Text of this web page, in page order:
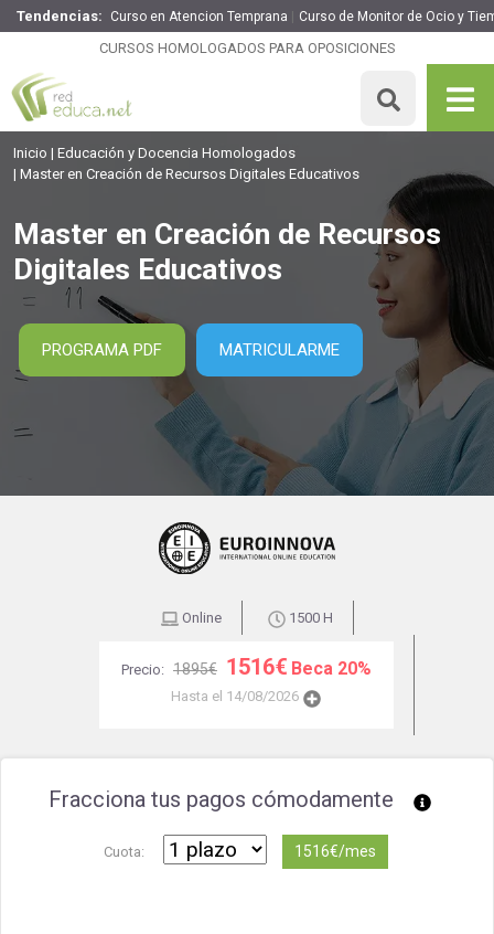
Tendencias: Curso en Atencion Temprana Curso de Monitor de Ocio y
CURSOS HOMOLOGADOS PARA OPOSICIONES
Master en Creación de Recursos Digitales Educativos
Inicio
Educación y Docencia Homologados
Master en Creación de Recursos Digitales Educativos
Master en Creación de Recursos
Digitales Educativos
PROGRAMA PDF MATRICULARME
Online 1500 H
Precio: 1895€ 1516€ Beca 20%
Hasta el 14/08/2026
Fracciona tus pagos cómodamente
Cuota: 1516€/mes